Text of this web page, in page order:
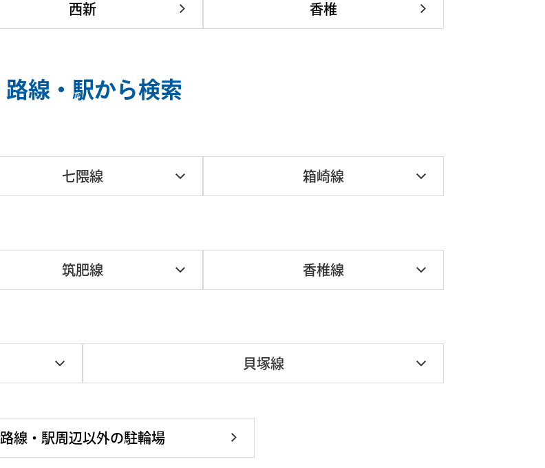
西新 香椎
路線・駅から検索
七隈線 箱崎線
筑肥線 香椎線
貝塚線
路線・駅周辺以外の駐輪場